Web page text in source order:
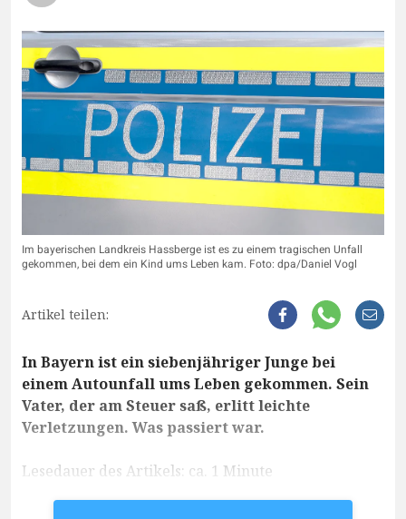
Im bayerischen Landkreis Hassberge ist es zu einem tragischen Unfall
gekommen, bei dem ein Kind ums Leben kam. Foto: dpa/Daniel Vogl
Artikel teilen:
In Bayern ist ein siebenjähriger Junge bei
einem Autounfall ums Leben gekommen. Sein
Vater, der am Steuer saß, erlitt leichte
Verletzungen. Was passiert war.
Lesedauer des Artikels: ca. 1 Minute